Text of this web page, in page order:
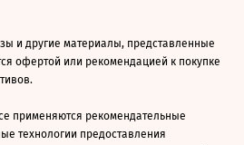
и другие материалы, представленные
офертой или рекомендацией к покупке
применяются рекомендательные
технологии предоставления